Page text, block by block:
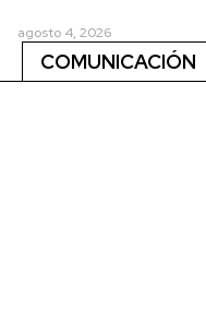
agosto 4, 2026
COMUNICACIÓN